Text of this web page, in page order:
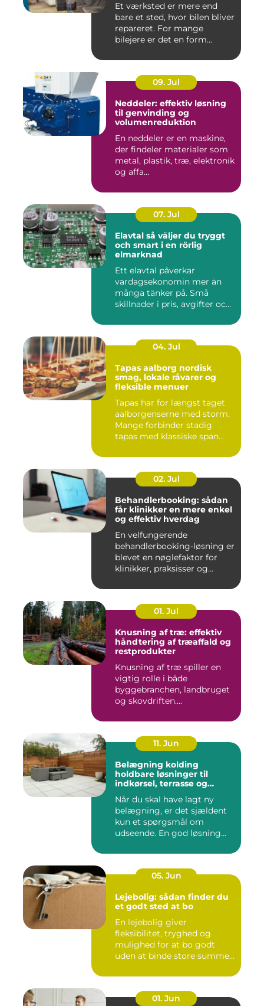
Et værksted er mere end
bare et sted, hvor bilen bliver
repareret. For mange
bilejere er det en form...
09. Jul
Neddeler: effektiv løsning
til genvinding og
volumenreduktion
En neddeler er en maskine,
der findeler materialer som
metal, plastik, træ, elektronik
og affa...
07. Jul
Elavtal så väljer du tryggt
och smart i en rörlig
elmarknad
Ett elavtal påverkar
vardagsekonomin mer än
många tänker på. Små
skillnader i pris, avgifter och
04. Jul
Tapas aalborg nordisk
smag, lokale råvarer og
fleksible menuer
Tapas har for længst taget
aalborgenserne med storm.
Mange forbinder stadig
tapas med klassiske span...
02. Jul
Behandlerbooking: sådan
får klinikker en mere enkel
og effektiv hverdag
En velfungerende
behandlerbooking-løsning er
blevet en nøglefaktor for
klinikker, praksisser og
01. Jul
Knusning af træ: effektiv
håndtering af træaffald og
restprodukter
Knusning af træ spiller en
vigtig rolle i både
byggebranchen, landbruget
og skovdriften....
11. Jun
Belægning kolding
holdbare løsninger til
indkørsel, terrasse og
Når du skal have lagt ny
belægning, er det sjældent
kun et spørgsmål om
udseende. En god løsning
05. Jun
Lejebolig: sådan finder du
et godt sted at bo
En lejebolig giver
fleksibilitet, tryghed og
mulighed for at bo godt
uden at binde store summer
01. Jun